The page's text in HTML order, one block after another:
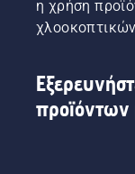
η χρήση
προϊόντων